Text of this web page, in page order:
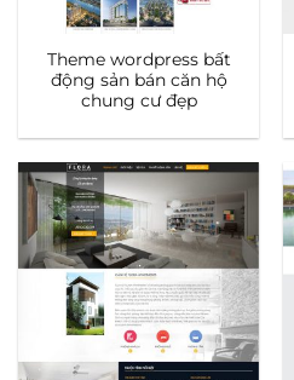
Theme wordpress bất
động sản bán căn hộ
chung cư đẹp